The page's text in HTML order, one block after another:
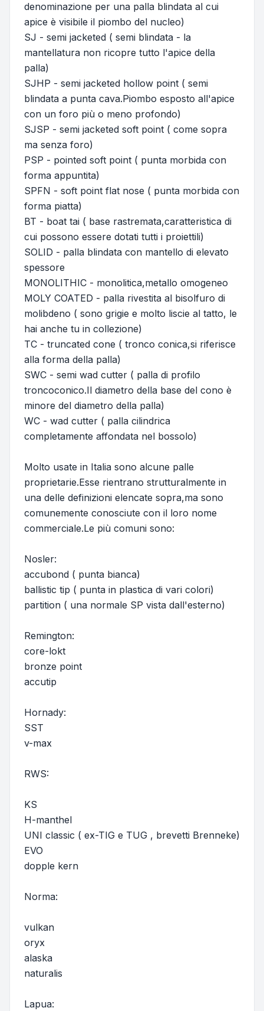
denominazione per una palla blindata al cui
apice è visibile il piombo del nucleo)
SJ - semi jacketed ( semi blindata - la
mantellatura non ricopre tutto l'apice della
palla)
SJHP - semi jacketed hollow point ( semi
blindata a punta cava.Piombo esposto all'apice
con un foro più o meno profondo)
SJSP - semi jacketed soft point ( come sopra
ma senza foro)
PSP - pointed soft point ( punta morbida con
forma appuntita)
SPFN - soft point flat nose ( punta morbida con
forma piatta)
BT - boat tai ( base rastremata,caratteristica di
cui possono essere dotati tutti i proiettili)
SOLID - palla blindata con mantello di elevato
spessore
MONOLITHIC - monolitica,metallo omogeneo
MOLY COATED - palla rivestita al bisolfuro di
molibdeno ( sono grigie e molto liscie al tatto, le
hai anche tu in collezione)
TC - truncated cone ( tronco conica,si riferisce
alla forma della palla)
SWC - semi wad cutter ( palla di profilo
troncoconico.Il diametro della base del cono è
minore del diametro della palla)
WC - wad cutter ( palla cilindrica
completamente affondata nel bossolo)
Molto usate in Italia sono alcune palle
proprietarie.Esse rientrano strutturalmente in
una delle definizioni elencate sopra,ma sono
comunemente conosciute con il loro nome
commerciale.Le più comuni sono:
Nosler:
accubond ( punta bianca)
ballistic tip ( punta in plastica di vari colori)
partition ( una normale SP vista dall'esterno)
Remington:
core-lokt
bronze point
accutip
Hornady:
SST
v-max
RWS:
KS
H-manthel
UNI classic ( ex-TIG e TUG , brevetti Brenneke)
EVO
dopple kern
Norma:
vulkan
oryx
alaska
naturalis
Lapua: